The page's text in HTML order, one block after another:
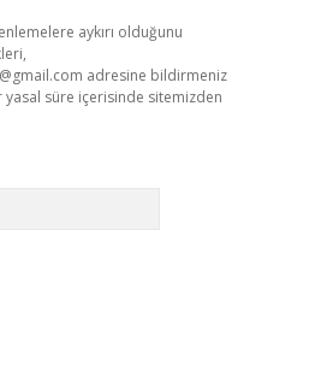
aykırı olduğunu
adresine bildirmeniz
süre içerisinde sitemizden